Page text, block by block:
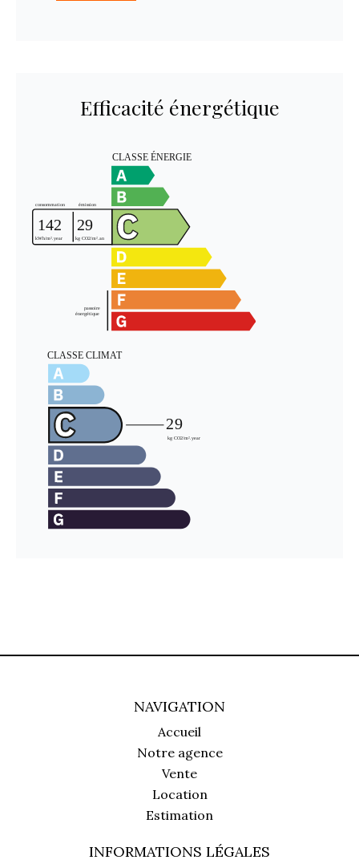
Efficacité énergétique
NAVIGATION
Accueil
Notre agence
Vente
Location
Estimation
INFORMATIONS LÉGALES